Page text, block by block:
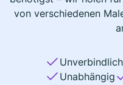
von verschiedenen
Unverbindlich
Unabhängig